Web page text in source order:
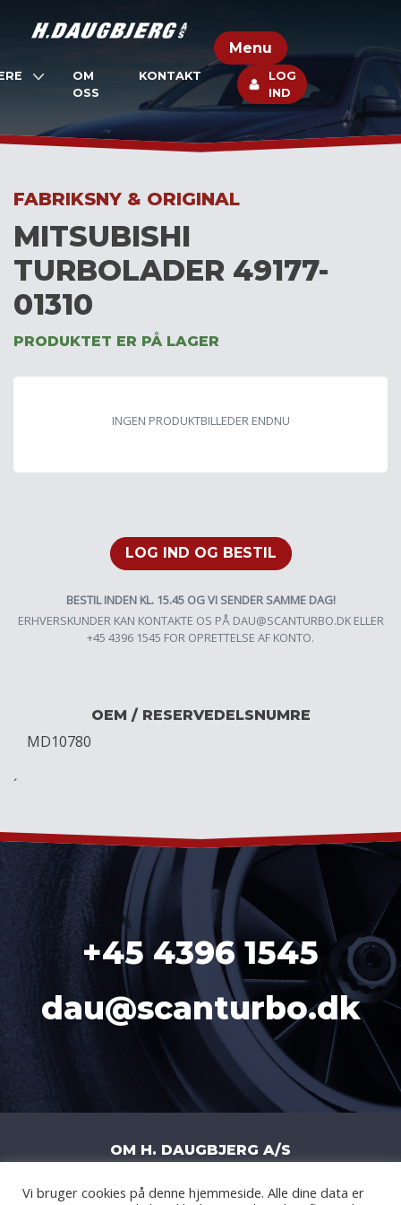
Menu
OM
OSS
KONTAKT
LOG
IND
FABRIKSNY & ORIGINAL
MITSUBISHI
TURBOLADER 49177-
01310
PRODUKTET ER PÅ LAGER
INGEN PRODUKTBILLEDER ENDNU
LOG IND OG BESTIL
BESTIL INDEN KL. 15.45 OG VI SENDER SAMME DAG!
ERHVERSKUNDER KAN KONTAKTE OS PÅ DAU@SCANTURBO.DKELLER
+45 4396 1545 FOR OPRETTELSE AF KONTO.
OEM / RESERVEDELSNUMRE
MD10780
´
+45 4396 1545
dau@scanturbo.dk
OM H. DAUGBJERG A/S
H. DAUGBJERG A/S | LITERBUEN 11J |
Vi bruger cookies på denne hjemmeside. Alle dine data er